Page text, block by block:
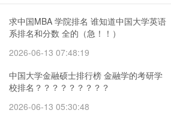
求中国MBA 学院排名 谁知道中国大学英语
系排名和分数 全的（急！！）
2026-06-13 07:48:19
中国大学金融硕士排行榜 金融学的考研学
校排名？？？？？？？？？
2026-06-13 05:30:48